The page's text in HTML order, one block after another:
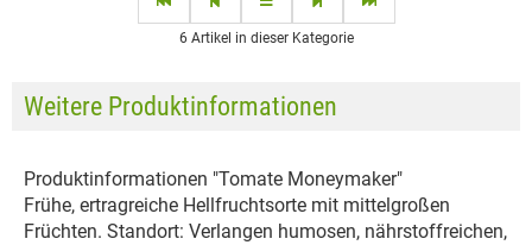
6 Artikel in dieser Kategorie
Weitere Produktinformationen
Produktinformationen "Tomate Moneymaker"
Frühe, ertragreiche Hellfruchtsorte mit mittelgroßen
Früchten. Standort: Verlangen humosen, nährstoffreichen,